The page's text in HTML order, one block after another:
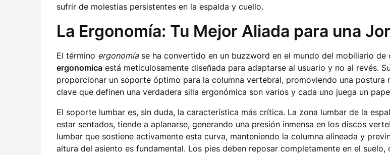
sufrir de molestias persistentes en la espalda y cuello.
La Ergonomía: Tu Mejor Aliada para una
El término ergonomíase ha convertido en un buzzword en el mundo del mobiliario
ergonomica está meticulosamente diseñada para adaptarse al usuario y no al revés.
proporcionar un soporte óptimo para la columna vertebral, promoviendo una postura
clave que definen una verdadera silla ergonómica son varios y cada uno juega un
El soporte lumbar es, sin duda, la característica más crítica. La zona lumbar de la
estar sentados, tiende a aplanarse, generando una presión inmensa en los discos
lumbar que sostiene activamente esta curva, manteniendo la columna alineada y
altura del asiento es fundamental. Los pies deben reposar completamente en el